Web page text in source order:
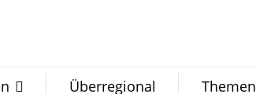
Überregional Themen